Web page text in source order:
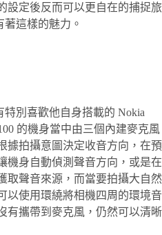
設定後反而可以更自在的捕捉旅
這樣的魅力。
特別喜歡他自身搭載的 Nokia
的機身當中由三個內建麥克風
據拍攝意圖決定收音方向，在預
機身自動偵測聲音方向，或是在
取聲音來源，而當要拍攝大自然
以使用環繞將相機四周的環境音
有攜帶到麥克風，仍然可以清晰